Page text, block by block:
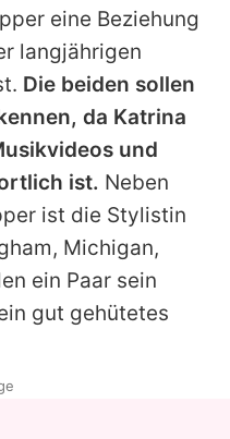
eine Beziehung
langjährigen
Die beiden sollen
da Katrina
und
ist. Neben
ist die Stylistin
Michigan,
ein Paar sein
gut gehütetes